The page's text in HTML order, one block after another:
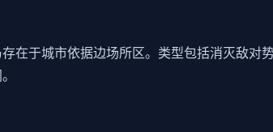
在于城市依据边场所区。类型包括消灭敌对